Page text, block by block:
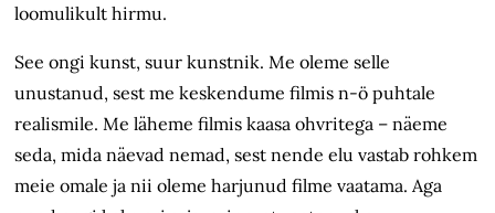
loomulikult hirmu.
See ongi kunst, suur kunstnik. Me oleme selle
unustanud, sest me keskendume filmis n-ö puhtale
realismile. Me läheme filmis kaasa ohvritega – näeme
seda, mida näevad nemad, sest nende elu vastab rohkem
meie omale ja nii oleme harjunud filme vaatama. Aga